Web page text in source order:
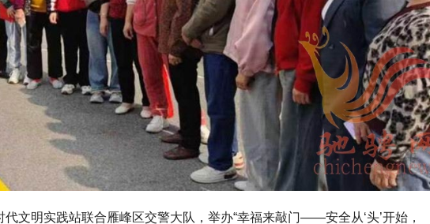
文明实践站联合雁峰区交警大队，举办“幸福来敲门——安全从‘头’开始，